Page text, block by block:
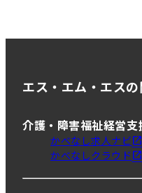
エス・エム・エス
介護・障害福祉経営支
かべなし求人ナビ
かべなしクラウド